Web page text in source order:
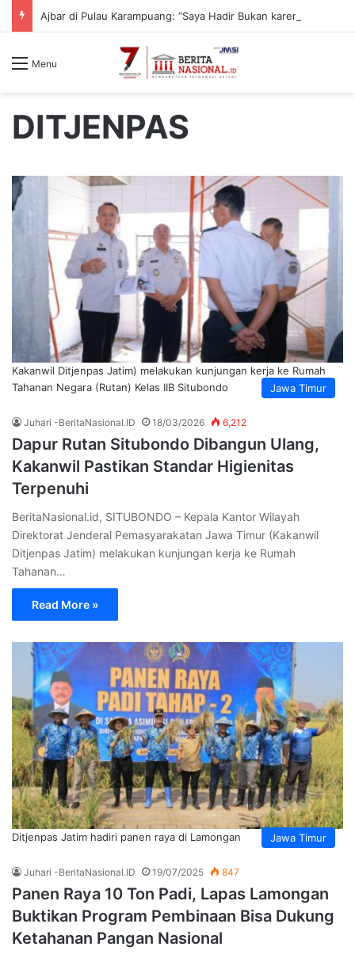
Menu
DITJENPAS
Jawa Timur
Kakanwil Ditjenpas Jatim) melakukan kunjungan kerja ke Rumah
Tahanan Negara (Rutan) Kelas IIB Situbondo
Juhari -BeritaNasional.ID 18/03/2026 6,212
Dapur Rutan Situbondo Dibangun Ulang,
Kakanwil Pastikan Standar Higienitas
Terpenuhi
BeritaNasional.id, SITUBONDO – Kepala Kantor Wilayah
Direktorat Jenderal Pemasyarakatan Jawa Timur (Kakanwil
Ditjenpas Jatim) melakukan kunjungan kerja ke Rumah
Tahanan…
Read More »
Jawa Timur
Ditjenpas Jatim hadiri panen raya di Lamongan
Juhari -BeritaNasional.ID 19/07/2025 847
Panen Raya 10 Ton Padi, Lapas Lamongan
Buktikan Program Pembinaan Bisa Dukung
Ketahanan Pangan Nasional